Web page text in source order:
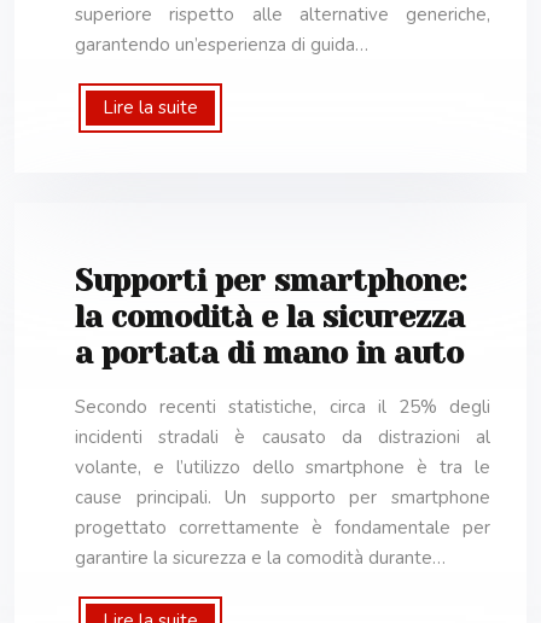
superiore rispetto alle alternative generiche,
garantendo un’esperienza di guida…
Lire la suite
Supporti per smartphone:
la comodità e la sicurezza
a portata di mano in auto
Secondo recenti statistiche, circa il 25% degli
incidenti stradali è causato da distrazioni al
volante, e l’utilizzo dello smartphone è tra le
cause principali. Un supporto per smartphone
progettato correttamente è fondamentale per
garantire la sicurezza e la comodità durante…